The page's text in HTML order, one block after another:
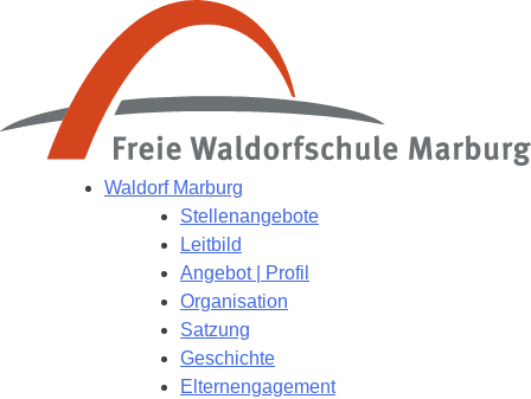
Waldorf Marburg
Stellenangebote
Leitbild
Angebot | Profil
Organisation
Satzung
Geschichte
Elternengagement